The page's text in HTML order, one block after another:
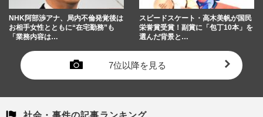
NHK阿部渉アナ、局内不倫発覚後は
お相手女性とともに“在宅勤務”も
「業務内容は…
スピードスケート・高木美帆が国民
栄誉賞受賞！副賞に「包丁10本」を
選んだ背景と…
7位以降を見る
社会・事件の記事ランキング